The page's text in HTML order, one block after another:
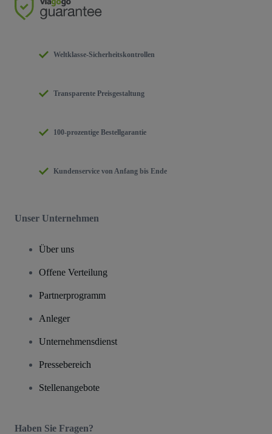
Weltklasse-Sicherheitskontrollen
Transparente Preisgestaltung
100-prozentige Bestellgarantie
Kundenservice von Anfang bis Ende
Unser Unternehmen
Über uns
Offene Verteilung
Partnerprogramm
Anleger
Unternehmensdienst
Pressebereich
Stellenangebote
Haben Sie Fragen?